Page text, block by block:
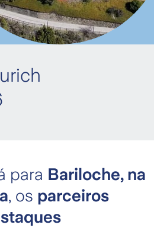
para Bariloche, na
, os parceiros